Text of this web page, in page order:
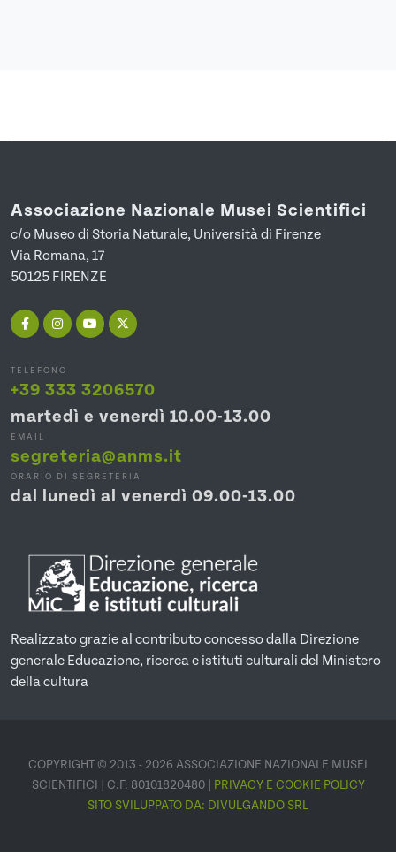
Associazione Nazionale Musei Scientifici
c/o Museo di Storia Naturale, Università di Firenze
Via Romana, 17
50125 FIRENZE
TELEFONO
+39 333 3206570
martedì e venerdì 10.00-13.00
EMAIL
segreteria@anms.it
ORARIO DI SEGRETERIA
dal lunedì al venerdì 09.00-13.00
Realizzato grazie al contributo concesso dalla Direzione
generale Educazione, ricerca e istituti culturali del Ministero
della cultura
COPYRIGHT © 2013 - 2026 ASSOCIAZIONE NAZIONALE MUSEI
SCIENTIFICI | C.F. 80101820480 |
PRIVACY E COOKIE POLICY
SITO SVILUPPATO DA: DIVULGANDO SRL